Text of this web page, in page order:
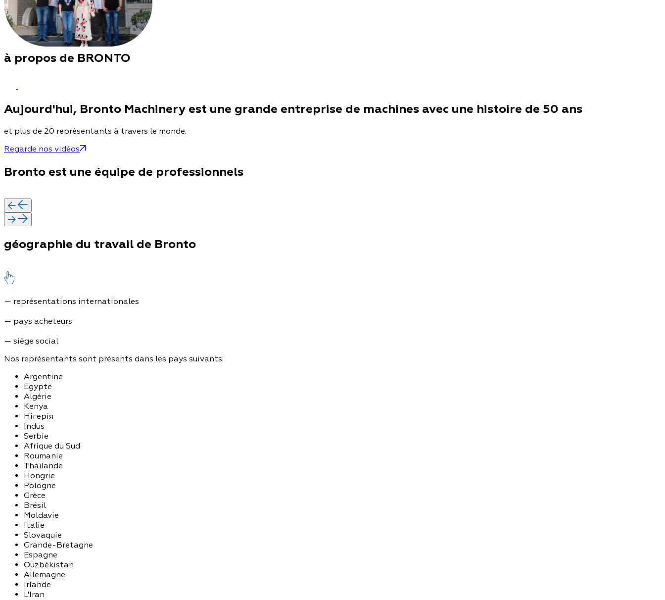
à propos de BRONTO
Aujourd'hui, Bronto Machinery est une grande entreprise de machines avec une histoire de 50 ans
et plus de 20 représentants à travers le monde.
Regarde nos vidéos
Bronto est une équipe de professionnels
géographie du travail de Bronto
— représentations internationales
— pays acheteurs
— siège social
Nos représentants sont présents dans les pays suivants:
Argentine
Egypte
Algérie
Kenya
Нігерія
Indus
Serbie
Afrique du Sud
Roumanie
Thaïlande
Hongrie
Pologne
Grèce
Brésil
Moldavie
Italie
Slovaquie
Grande-Bretagne
Espagne
Ouzbékistan
Allemagne
Irlande
L'Iran